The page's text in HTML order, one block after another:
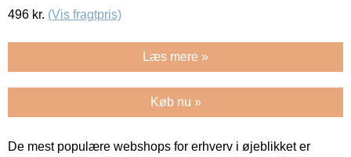
496 kr. (Vis fragtpris)
Læs mere »
Køb nu »
De mest populære webshops for erhverv i øjeblikket er